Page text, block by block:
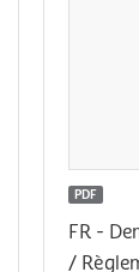
PDF
FR -
/